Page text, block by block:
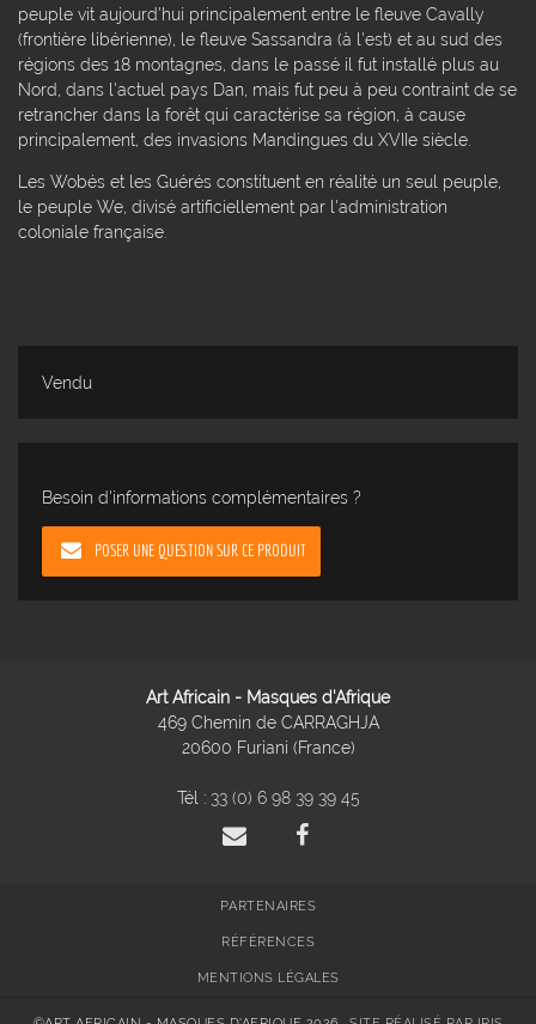
peuple vit aujourd'hui principalement entre le fleuve Cavally
(frontière libérienne), le fleuve Sassandra (à l'est) et au sud des
régions des 18 montagnes, dans le passé il fut installé plus au
Nord, dans l'actuel pays Dan, mais fut peu à peu contraint de se
retrancher dans la forêt qui caractérise sa région, à cause
principalement, des invasions Mandingues du XVIIe siècle.
Les Wobés et les Guérés constituent en réalité un seul peuple,
le peuple We, divisé artificiellement par l'administration
coloniale française.
Vendu
Besoin d'informations complémentaires ?
POSER UNE QUESTION SUR CE PRODUIT
Art Africain - Masques d'Afrique
469 Chemin de CARRAGHJA
20600 Furiani (France)
Tél : 33 (0) 6 98 39 39 45
PARTENAIRES
RÉFÉRENCES
MENTIONS LÉGALES